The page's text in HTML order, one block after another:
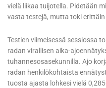
vielä liikaa tuijotella. Pidetään
vasta testejä, mutta toki
Testien viimeisessä sessiossa
radan virallisen aika-
tuhannesosasekunnilla. Ajo
radan henkilökohtaista
tuosta ajasta lohkesi vielä